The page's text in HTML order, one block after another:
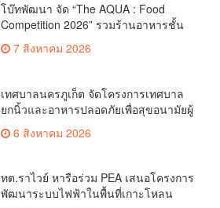
โบ๊ทพัฒนา จัด “The AQUA : Food
Competition 2026” รวมร้านอาหารชั้น
นำของ The Shopps at The AQUA ชู
ศักยภาพ Food Destination ย่านเชิงทะเล
7 สิงหาคม 2026
เทศบาลนครภูเก็ต จัดโครงการเทศบาล
ยกนิ้วและอาหารปลอดภัยเพื่อสุขอนามัยผู้
6 สิงหาคม 2026
ทต.ราไวย์ หารือร่วม PEA เสนอโครงการ
พัฒนาระบบไฟฟ้าในพื้นที่เกาะโหลน